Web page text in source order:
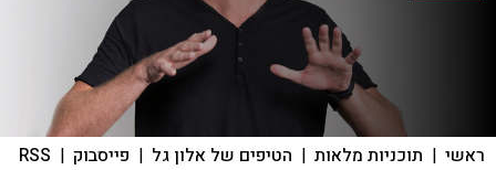
ראשי | תוכניות מלאות | הטיפים של אלון גל | פייסבוק |
RSS